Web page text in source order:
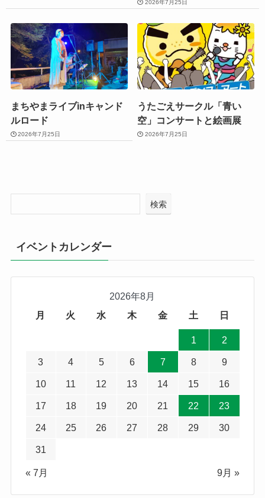
2026年7月25日
まちやまライブinキャンド
ルロード
2026年7月25日
うたごえサークル「青い
空」コンサートと絵画展
2026年7月25日
検索
イベントカレンダー
2026年8月
月
火 水 木 金 土 日
1 2
3 4 5 6 7 8 9
10 11 12 13 14 15 16
17 18 19 20 21 22 23
24 25 26 27 28 29 30
31
« 7月 9月 »